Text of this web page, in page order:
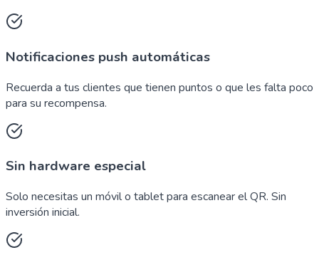
Notificaciones push automáticas
Recuerda a tus clientes que tienen puntos o que les falta poco
para su recompensa.
Sin hardware especial
Solo necesitas un móvil o tablet para escanear el QR. Sin
inversión inicial.